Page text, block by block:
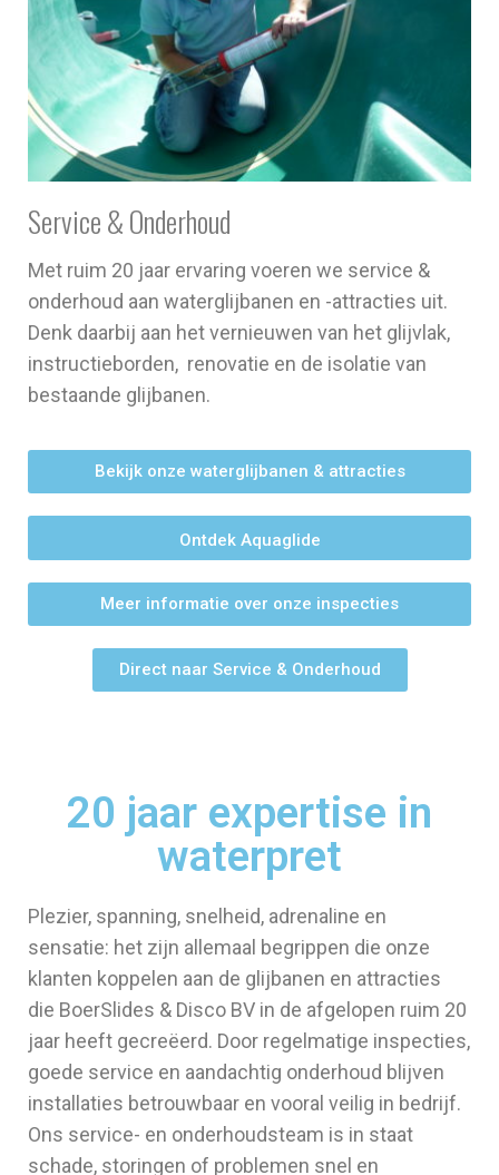
Service & Onderhoud
Met ruim 20 jaar ervaring voeren we service &
onderhoud aan waterglijbanen en -attracties uit.
Denk daarbij aan het vernieuwen van het glijvlak,
instructieborden, renovatie en de isolatie van
bestaande glijbanen.
Bekijk onze waterglijbanen & attracties
Ontdek Aquaglide
Meer informatie over onze inspecties
Direct naar Service & Onderhoud
20 jaar expertise in
waterpret
Plezier, spanning, snelheid, adrenaline en
sensatie: het zijn allemaal begrippen die onze
klanten koppelen aan de glijbanen en attracties
die BoerSlides & Disco BV in de afgelopen ruim 20
jaar heeft gecreëerd. Door regelmatige inspecties,
goede service en aandachtig onderhoud blijven
installaties betrouwbaar en vooral veilig in bedrijf.
Ons service- en onderhoudsteam is in staat
schade, storingen of problemen snel en